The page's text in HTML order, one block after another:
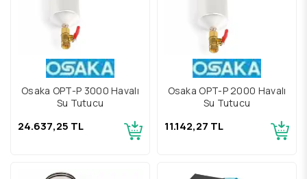
Osaka OPT-P 3000 Havalı
Su Tutucu
24.637,25 TL
Osaka OPT-P 2000 Havalı
Su Tutucu
11.142,27 TL